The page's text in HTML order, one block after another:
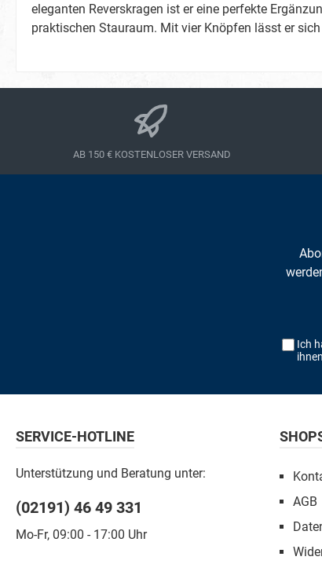
eleganten Reverskragen ist er eine perfekte
praktischen Stauraum. Mit vier Knöpfen lässt er
AB 150 € KOSTENLOSER VERSAND
Ich
SERVICE-HOTLINE
Unterstützung und Beratung unter:
(02191) 46 49 331
Mo-Fr, 09:00 - 17:00 Uhr
AGB